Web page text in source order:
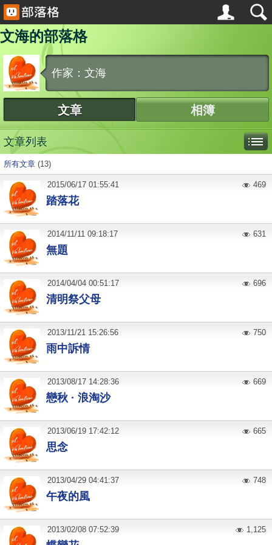
文海的部落格
作家：文海
文章 相簿
文章列表
所有文章 (13)
踏落花
2015/06/17 01:55:41 469
無題
2014/11/11 09:18:17 631
清明祭父母
2014/04/04 00:51:17 696
雨中訴情
2013/11/21 15:26:56 750
戀秋 · 浪淘沙
2013/08/17 14:28:36 669
思念
2013/06/19 17:42:12 665
午夜的風
2013/04/29 04:41:37 748
2013/02/08 07:52:39 1,125